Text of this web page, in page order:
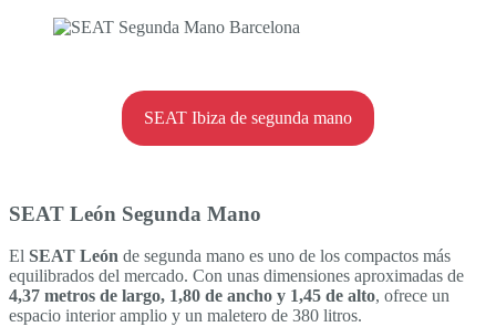
SEAT Ibiza de segunda mano
SEAT León Segunda Mano
El SEAT León de segunda mano es uno de los compactos más
equilibrados del mercado. Con unas dimensiones aproximadas de
4,37 metros de largo, 1,80 de ancho y 1,45 de alto, ofrece un
espacio interior amplio y un maletero de 380 litros.